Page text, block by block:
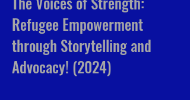
Refugee Empowerment
through Storytelling and
Advocacy! (2024)